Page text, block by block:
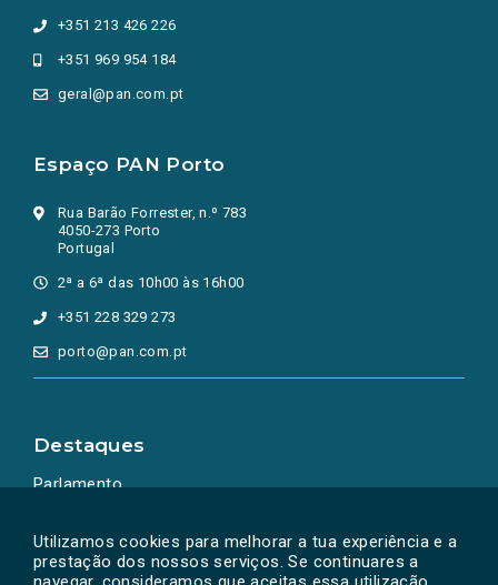
Utilizamos cookies para melhorar a tua experiência e a
prestação dos nossos serviços. Se continuares a
+351 213 426 226
+351 969 954 184
geral@pan.com.pt
Espaço PAN Porto
Rua Barão Forrester, n.º 783
4050-273 Porto
Portugal
2ª a 6ª das 10h00 às 16h00
+351 228 329 273
porto@pan.com.pt
Destaques
Parlamento